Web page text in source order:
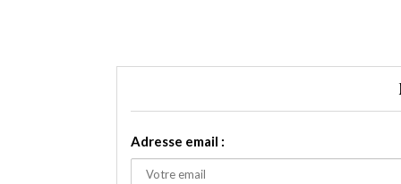
Adresse email :